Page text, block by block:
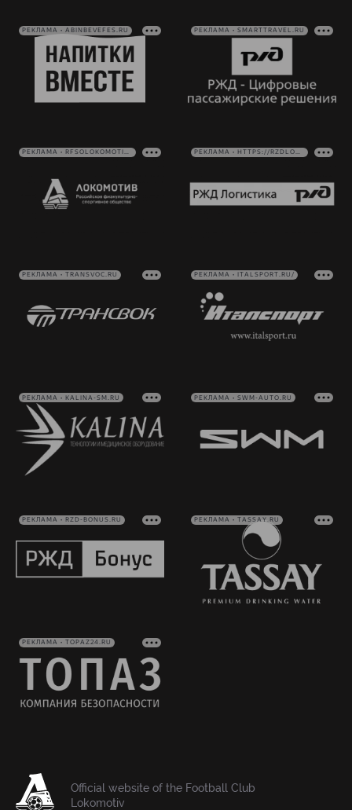
РЕКЛАМА • ABINBEVEFES.RU РЕКЛАМА • SMARTTRAVEL.RU
РЕКЛАМА • RFSOLOKOMOTIV.RU РЕКЛАМА • HTTPS://RZDLOG.RU/
РЕКЛАМА • TRANSVOC.RU РЕКЛАМА • ITALSPORT.RU/
РЕКЛАМА • KALINA-SM.RU РЕКЛАМА • SWM-AUTO.RU
РЕКЛАМА • RZD-BONUS.RU РЕКЛАМА • TASSAY.RU
РЕКЛАМА • TOPAZ24.RU
Official website of the Football Club
Lokomotiv